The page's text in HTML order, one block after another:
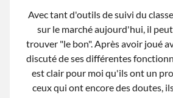
Avec tant d'outils de suivi du
sur le marché aujourd'hui, il
trouver "le bon". Après avoir joué
discuté de ses différentes
est clair pour moi qu'ils ont un
ceux qui ont encore des doutes,